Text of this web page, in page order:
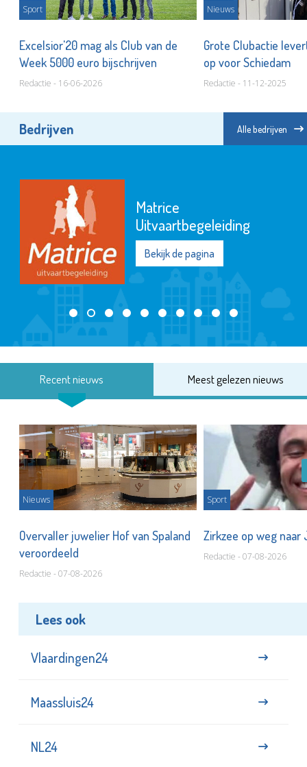
Sport
Excelsior'20 mag als Club van de
Week 5000 euro bijschrijven
Redactie - 16-06-2026
Nieuws
Grote Clubactie
op voor Schiedam
Redactie - 11-12-2025
Bedrijven Alle bedrijven
Matrice
Uitvaartbegeleiding
Bekijk de pagina
Recent nieuws Meest gelezen nieuws
Nieuws
Overvaller juwelier Hof van Spaland
veroordeeld
Redactie - 07-08-2026
Sport
Zirkzee op weg
Redactie - 07-08-2026
Lees ook
Vlaardingen24
Maassluis24
NL24